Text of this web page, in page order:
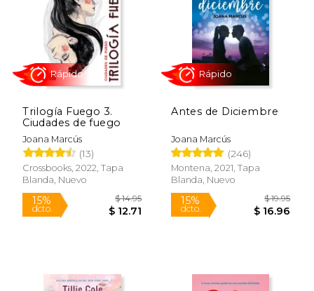
15%
dcto. dcto.
Trilogía Fuego 3.
Ciudades de fuego
Joana Marcús
(13)
Crossbooks, 2022, Tapa
Blanda, Nuevo
Antes de Diciembre
Joana Marcús
(246)
Montena, 2021, Tapa
Blanda, Nuevo